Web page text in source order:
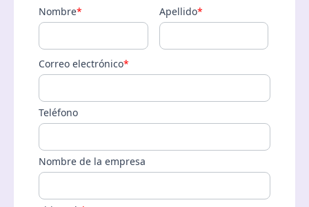
Nombre* Apellido*
Correo electrónico*
Teléfono
Nombre de la empresa